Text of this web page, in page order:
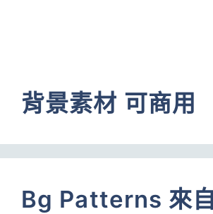
背景素材 可商用
Bg Patterns 來